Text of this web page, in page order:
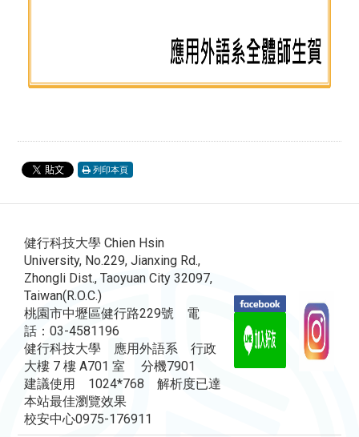
列印本頁
健行科技大學 Chien Hsin
University, No.229, Jianxing Rd.,
Zhongli Dist., Taoyuan City 32097,
Taiwan(R.O.C.)
桃園市中壢區健行路229號 電
話：03-4581196
健行科技大學 應用外語系 行政
大樓 7 樓 A701 室 分機7901
建議使用 1024*768 解析度已達
本站最佳瀏覽效果
校安中心0975-176911